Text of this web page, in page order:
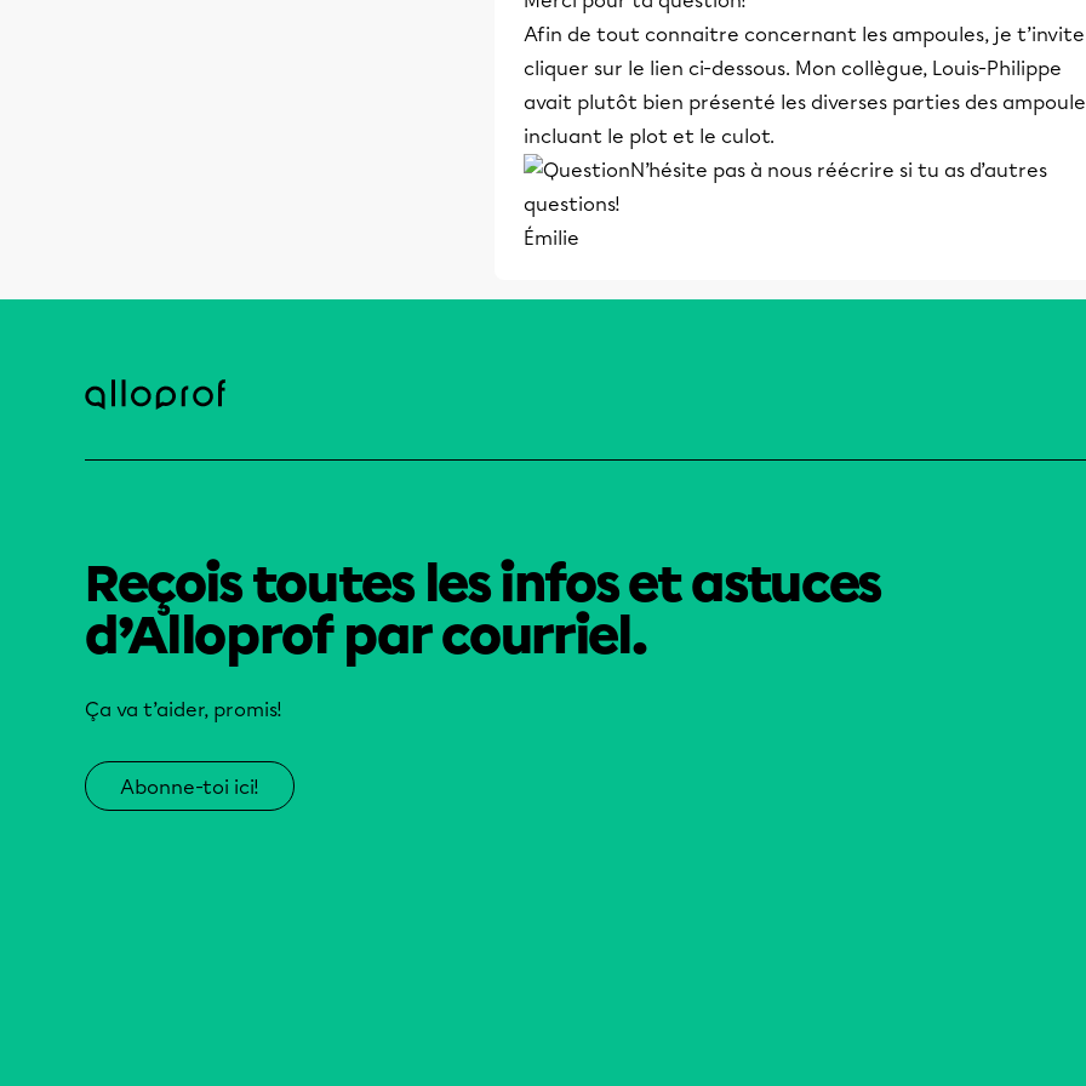
Afin de tout connaitre concernant les ampoules, je
cliquer sur le lien ci-dessous. Mon collègue, Louis-Philippe
avait plutôt bien présenté les diverses parties des
incluant le plot et le culot.
N’hésite pas à nous réécrire si tu as d’autres
questions!
Émilie
Reçois toutes les infos et astuces
d’Alloprof par courriel.
Ça va t’aider, promis!
Abonne-toi ici!